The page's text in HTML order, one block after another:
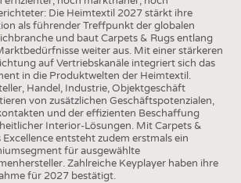
Die Heimtextil 2027 stärkt ihre
als führender Treffpunkt der globalen
und baut Carpets & Rugs entlang
weiter aus. Mit einer stärkeren
auf Vertriebskanäle integriert sich das
in die Produktwelten der Heimtextil.
Handel, Industrie, Objektgeschäft
von zusätzlichen Geschäftspotenzialen,
und der effizienten Beschaffung
Interior-Lösungen. Mit Carpets &
Excellence entsteht zudem erstmals ein
für ausgewählte
Zahlreiche Keyplayer haben ihre
für 2027 bestätigt.